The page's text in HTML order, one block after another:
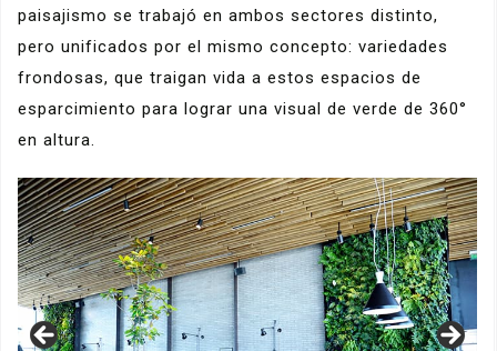
paisajismo se trabajó en ambos sectores distinto,
pero unificados por el mismo concepto: variedades
frondosas, que traigan vida a estos espacios de
esparcimiento para lograr una visual de verde de 360°
en altura.